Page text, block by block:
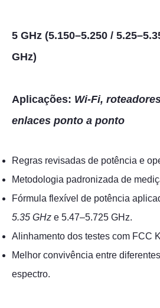
5 GHz (5.150–5.250 /
GHz)
Aplicações: Wi-Fi,
enlaces ponto a ponto
Regras revisadas de potência e
Metodologia padronizada de
Fórmula flexível de potência
5.35 GHz e 5.47–5.725 GHz.
Alinhamento dos testes com FCC
Melhor convivência entre
espectro.